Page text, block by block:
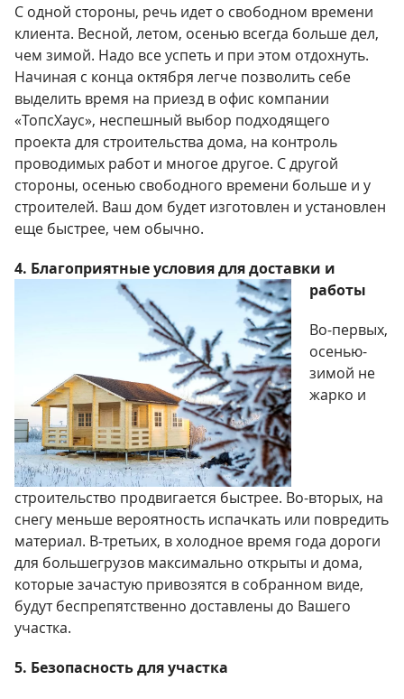
С одной стороны, речь идет о свободном времени
клиента. Весной, летом, осенью всегда больше дел,
чем зимой. Надо все успеть и при этом отдохнуть.
Начиная с конца октября легче позволить себе
выделить время на приезд в офис компании
«ТопсХаус», неспешный выбор подходящего
проекта для строительства дома, на контроль
проводимых работ и многое другое. С другой
стороны, осенью свободного времени больше и у
строителей. Ваш дом будет изготовлен и установлен
еще быстрее, чем обычно.
4. Благоприятные условия для доставки и
работы
Во-первых,
осенью-
зимой не
жарко и
строительство продвигается быстрее. Во-вторых, на
снегу меньше вероятность испачкать или повредить
материал. В-третьих, в холодное время года дороги
для большегрузов максимально открыты и дома,
которые зачастую привозятся в собранном виде,
будут беспрепятственно доставлены до Вашего
участка.
5. Безопасность для участка